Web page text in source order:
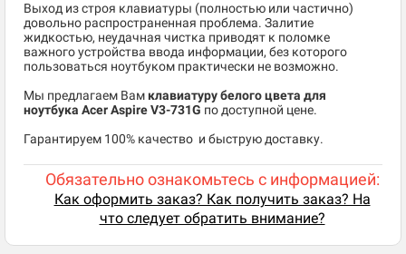
Выход из строя клавиатуры (полностью или частично)
довольно распространенная проблема. Залитие
жидкостью, неудачная чистка приводят к поломке
важного устройства ввода информации, без которого
пользоваться ноутбуком практически не возможно.
Мы предлагаем Вам клавиатуру белого цвета для
ноутбука Acer Aspire V3-731G по доступной цене.
​Гарантируем 100% качество и быструю доставку.
Обязательно ознакомьтесь с информацией:
Как оформить заказ? Как получить заказ? На
что следует обратить внимание?